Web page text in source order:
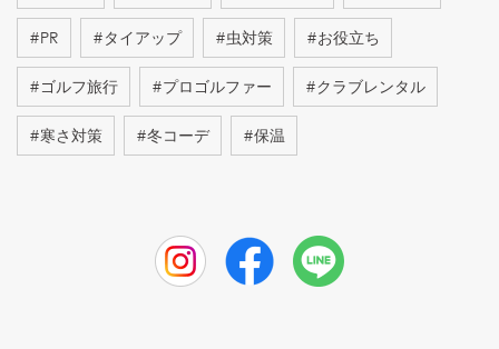
#PR #タイアップ #虫対策 #お役立ち
#ゴルフ旅行 #プロゴルファー #クラブレンタル
#寒さ対策 #冬コーデ #保温